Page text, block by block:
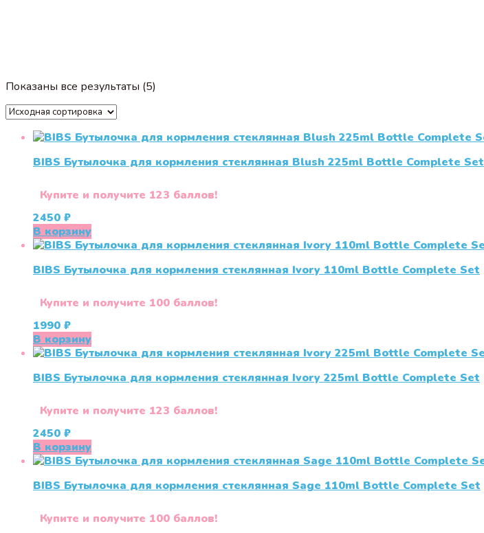
Показаны все результаты (5)
BIBS Бутылочка для кормления стеклянная Blush 225ml Bottle Complete Set
Купите и получите 123 баллов!
2450 ₽
В корзину
BIBS Бутылочка для кормления стеклянная Ivory 110ml Bottle Complete Set
Купите и получите 100 баллов!
1990 ₽
В корзину
BIBS Бутылочка для кормления стеклянная Ivory 225ml Bottle Complete Set
Купите и получите 123 баллов!
2450 ₽
В корзину
BIBS Бутылочка для кормления стеклянная Sage 110ml Bottle Complete Set
Купите и получите 100 баллов!